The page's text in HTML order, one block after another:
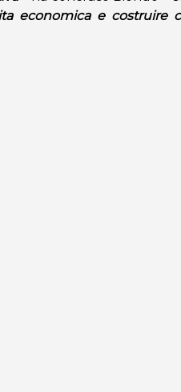
economica e costruire